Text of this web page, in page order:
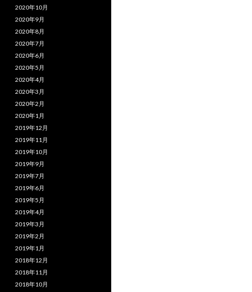
2020年10月
2020年9月
2020年8月
2020年7月
2020年6月
2020年5月
2020年4月
2020年3月
2020年2月
2020年1月
2019年12月
2019年11月
2019年10月
2019年9月
2019年7月
2019年6月
2019年5月
2019年4月
2019年3月
2019年2月
2019年1月
2018年12月
2018年11月
2018年10月